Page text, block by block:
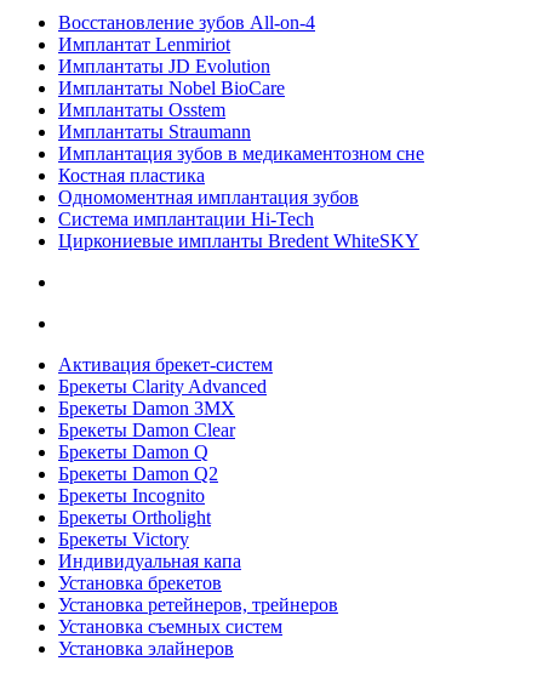
Восстановление зубов All‑on‑4
Имплантат Lenmiriot
Имплантаты JD Evolution
Имплантаты Nobel BioСare
Имплантаты Osstem
Имплантаты Straumann
Имплантация зубов в медикаментозном сне
Костная пластика
Одномоментная имплантация зубов
Система имплантации Hi-Tech
Циркониевые импланты Bredent WhiteSKY
Активация брекет-систем
Брекеты Clarity Advanced
Брекеты Damon 3MX
Брекеты Damon Clear
Брекеты Damon Q
Брекеты Damon Q2
Брекеты Incognito
Брекеты Ortholight
Брекеты Victory
Индивидуальная капа
Установка брекетов
Установка ретейнеров, трейнеров
Установка съемных систем
Установка элайнеров